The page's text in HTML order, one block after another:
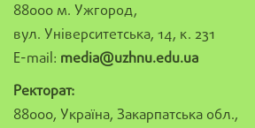
88000 м. Ужгород,
вул. Університетська, 14, к. 231
E-mail: media@uzhnu.edu.ua
Ректорат:
88000, Україна, Закарпатська обл.,